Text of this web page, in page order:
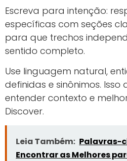
Escreva para intenção:
específicas com seções
para que trechos
sentido completo.
Use linguagem natural,
definidas e sinônimos. Isso
entender contexto e
Discover.
Leia Também: Palavras-
Encontrar as Melhores